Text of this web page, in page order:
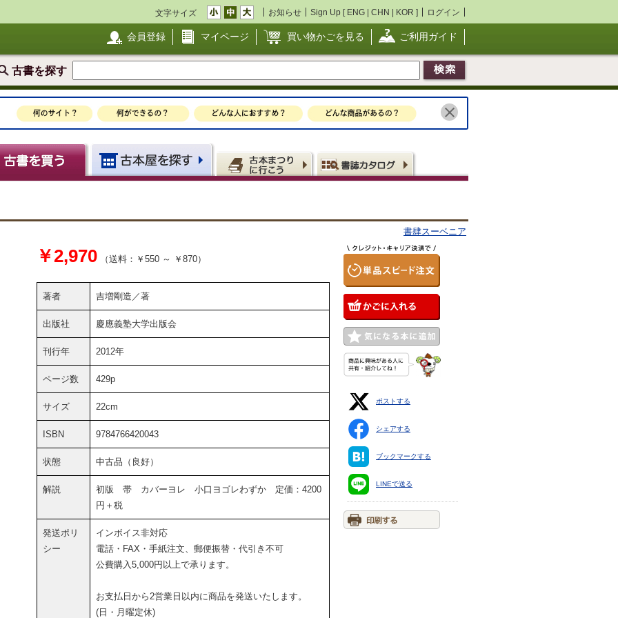
文字サイズ お知らせ Sign Up [ ENG | CHN | KOR ] ログイン
会員登録 マイページ 買い物かごを見る ご利用ガイド
古書を探す
書肆スーベニア
￥2,970 （送料：￥550 ～ ￥870）
著者 吉増剛造／著
出版社 慶應義塾大学出版会
刊行年 2012年
ページ数 429p
サイズ 22cm
ISBN 9784766420043
状態 中古品（良好）
解説
初版 帯 カバーヨレ 小口ヨゴレわずか 定価：4200
円＋税
発送ポリ
シー
インボイス非対応
電話・FAX・手紙注文、郵便振替・代引き不可
公費購入5,000円以上で承ります。
お支払日から2営業日以内に商品を発送いたします。
(日・月曜定休)
ポストする
シェアする
ブックマークする
LINEで送る